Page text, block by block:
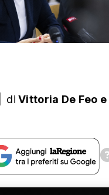
di Vittoria De Feo e